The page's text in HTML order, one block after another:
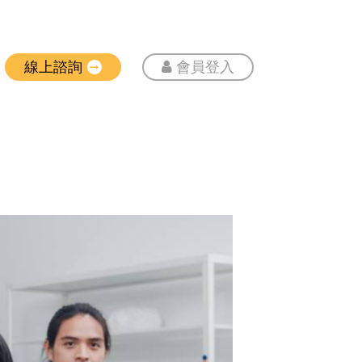
線上諮詢 會員登入